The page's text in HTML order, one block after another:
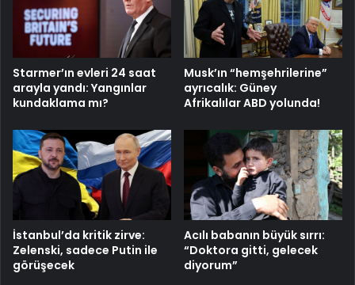
Starmer’ın evleri 24 saat
arayla yandı: Yangınlar
kundaklama mı?
Musk’ın “hemşehrilerine”
ayrıcalık: Güney
Afrikalılar ABD yolunda!
İstanbul’da kritik zirve:
Zelenski, sadece Putin ile
görüşecek
Acılı babanın büyük sırrı:
“Doktora gitti, gelecek
diyorum”